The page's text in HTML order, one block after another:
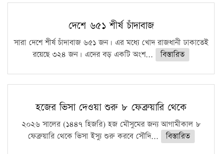
দেশে ৬৫১ শীর্ষ চাঁদাবাজ
সারা দেশে শীর্ষ চাঁদাবাজ ৬৫১ জন। এর মধ্যে খোদ রাজধানী ঢাকাতেই
রয়েছে ৩২৪ জন। এদের বড় একটি অংশ...
বিস্তারিত
হজের ভিসা দেওয়া শুরু ৮ ফেব্রুয়ারি থেকে
২০২৬ সালের (১৪৪৭ হিজরি) হজ মৌসুমের জন্য আগামীকাল ৮
ফেব্রুয়ারি থেকে ভিসা ইস্যু শুরু করবে সৌদি...
বিস্তারিত